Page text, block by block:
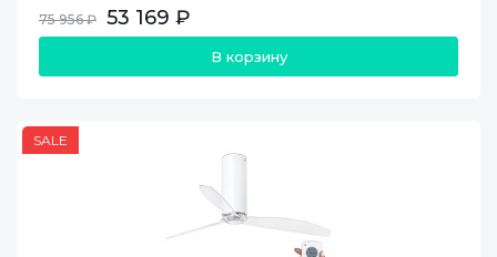
75 956 ₽ 53 169 ₽
В корзину
SALE